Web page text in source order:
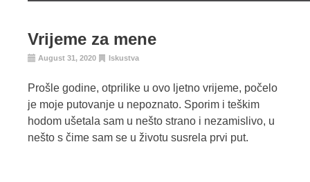
Vrijeme za mene
August 31, 2020 Iskustva
Prošle godine, otprilike u ovo ljetno vrijeme, počelo
je moje putovanje u nepoznato. Sporim i teškim
hodom ušetala sam u nešto strano i nezamislivo, u
nešto s čime sam se u životu susrela prvi put.